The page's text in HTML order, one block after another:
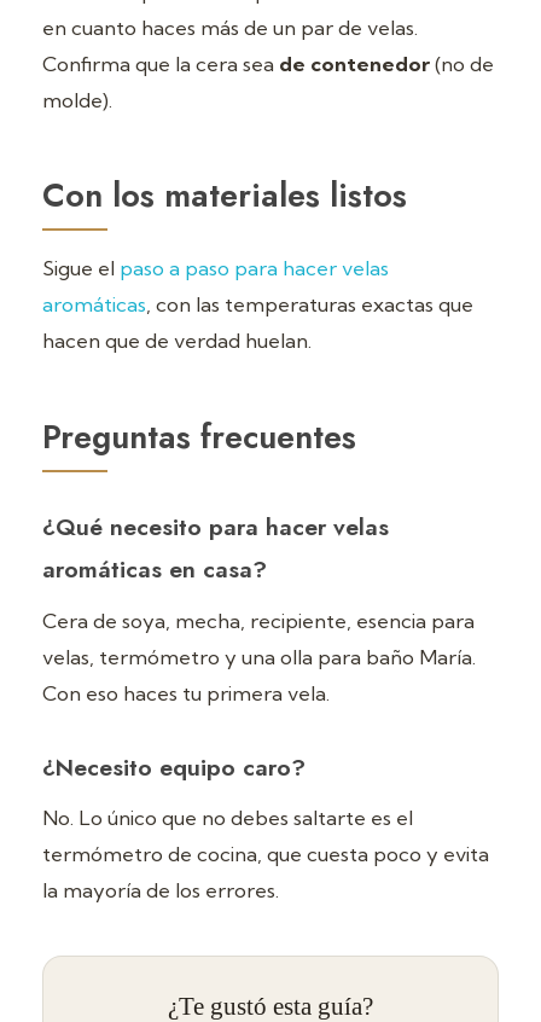
en cuanto haces más de un par de velas.
Confirma que la cera sea de contenedor(no de
molde).
Con los materiales listos
Sigue el paso a paso para hacer velas
aromáticas , con las temperaturas exactas que
hacen que de verdad huelan.
Preguntas frecuentes
¿Qué necesito para hacer velas
aromáticas en casa?
Cera de soya, mecha, recipiente, esencia para
velas, termómetro y una olla para baño María.
Con eso haces tu primera vela.
¿Necesito equipo caro?
No. Lo único que no debes saltarte es el
termómetro de cocina, que cuesta poco y evita
la mayoría de los errores.
¿Te gustó esta guía?